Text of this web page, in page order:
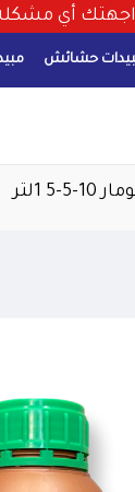
أو صعوبة في عمل
حشائش
5-5 1لتر